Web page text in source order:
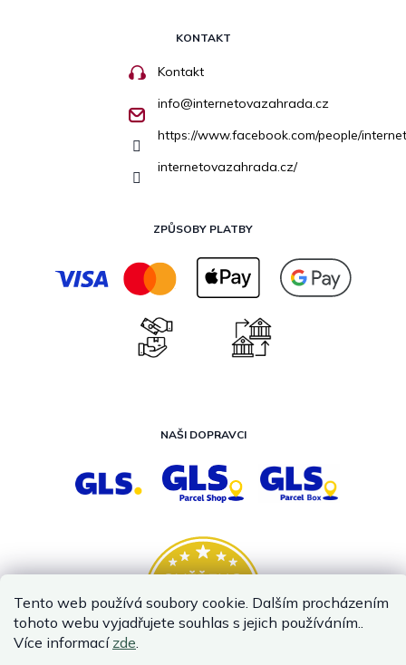
Tento web používá soubory cookie. Dalším procházením
tohoto webu vyjadřujete souhlas s jejich používáním..
Více informací zde.
KONTAKT
Kontakt
info@internetovazahrada.cz
https://www.facebook.com/people/
internetovazahrada.cz/
ZPŮSOBY PLATBY
NAŠI DOPRAVCI